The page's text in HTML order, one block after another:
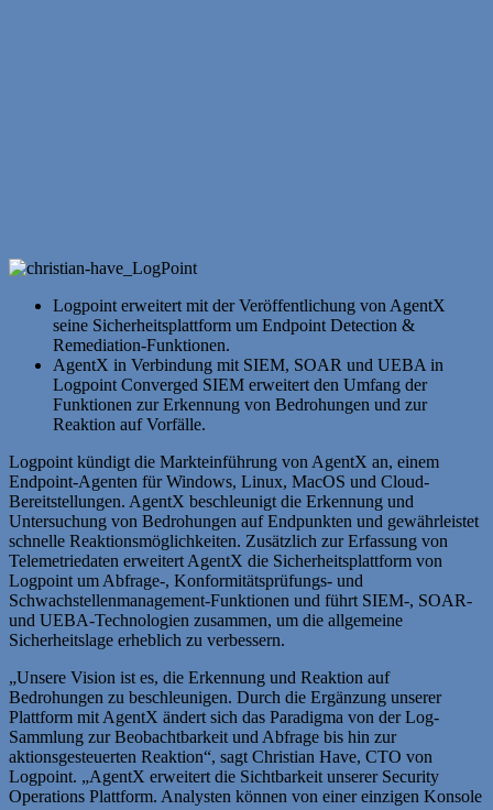
Logpoint erweitert mit der Veröffentlichung von AgentX
seine Sicherheitsplattform um Endpoint Detection &
Remediation-Funktionen.
AgentX in Verbindung mit SIEM, SOAR und UEBA in
Logpoint Converged SIEM erweitert den Umfang der
Funktionen zur Erkennung von Bedrohungen und zur
Reaktion auf Vorfälle.
Logpoint kündigt die Markteinführung von AgentX an, einem
Endpoint-Agenten für Windows, Linux, MacOS und Cloud-
Bereitstellungen. AgentX beschleunigt die Erkennung und
Untersuchung von Bedrohungen auf Endpunkten und gewährleistet
schnelle Reaktionsmöglichkeiten. Zusätzlich zur Erfassung von
Telemetriedaten erweitert AgentX die Sicherheitsplattform von
Logpoint um Abfrage-, Konformitätsprüfungs- und
Schwachstellenmanagement-Funktionen und führt SIEM-, SOAR-
und UEBA-Technologien zusammen, um die allgemeine
Sicherheitslage erheblich zu verbessern.
„Unsere Vision ist es, die Erkennung und Reaktion auf
Bedrohungen zu beschleunigen. Durch die Ergänzung unserer
Plattform mit AgentX ändert sich das Paradigma von der Log-
Sammlung zur Beobachtbarkeit und Abfrage bis hin zur
aktionsgesteuerten Reaktion“, sagt Christian Have, CTO von
Logpoint. „AgentX erweitert die Sichtbarkeit unserer Security
Operations Plattform. Analysten können von einer einzigen Konsole